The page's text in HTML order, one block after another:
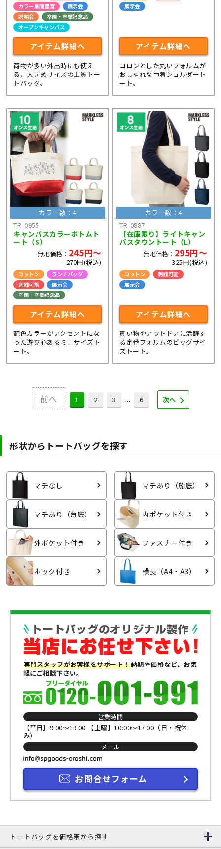
カラー展開豊富
展示会
説明会
卒園・卒業記念品
オープンキャンパス
アイテム詳細へ
荷物が多い外出時にも使え
る、大きめサイズの上質トー
トバッグ。
展示会
アイテム詳細へ
コロンとした丸いフォルムが
おしゃれな巾着ショルダート
ート。
カラー数：4
TR-0955
キャンバスカラーボトムト
ート（S）
無地価格： 245円～
270円(税込)
コットン
ランチバッグ
刺繍可能
展示会
卒園・卒業記念品
アイテム詳細へ
配色カラーがアクセントにな
った遊び心あるミニサイズト
ート。
カラー数：4
TR-0887
【在庫限り】ライトキャン
バスタウントート（L）
無地価格： 295円～
325円(税込)
コットン
刺繍可能
展示会
アイテム詳細へ
買い物やアウトドアに活躍す
る定番フォルムのビッグサイ
ズトート。
前へ 1 2 3 ... 6 次へ
形状からトートバッグを探す
マチなし マチあり （船底）
マチあり （角底） 内ポケット付き
外ポケット付き ファスナー付き
ホック付き 横長 （A4・A3）
専門スタッフがお客様をサポート！納期や価格など、お気
軽にご相談下さい。
営業時間
【平日】9:00～19:00 【土曜】10:00～17:00（日・祝休
み）
メール
お問合せフォーム
トートバッグを価格帯から探す